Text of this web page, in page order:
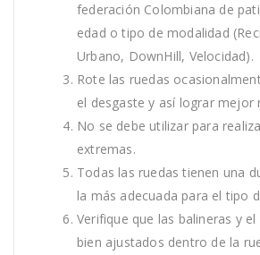
federación Colombiana de
edad o tipo de modalidad
Urbano, DownHill, Velocidad).
Rote las ruedas
el desgaste y así lograr mejor
No se debe utilizar para
extremas.
Todas las ruedas tienen una
la más adecuada para el tipo
Verifique que las balineras y
bien ajustados dentro de la